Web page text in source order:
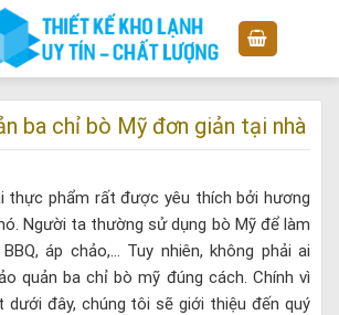
ba chỉ bò Mỹ đơn giản tại nhà
thực phẩm rất được yêu thích bởi hương
Người ta thường sử dụng bò Mỹ để làm
áp chảo,… Tuy nhiên, không phải ai
quản ba chỉ bò mỹ đúng cách. Chính vì
dưới đây, chúng tôi sẽ giới thiệu đến quý